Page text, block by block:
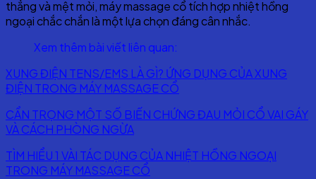
thẳng và mệt mỏi, máy massage cổ tích hợp nhiệt hồng
ngoại chắc chắn là một lựa chọn đáng cân nhắc.
Xem thêm bài viết liên quan:
XUNG ĐIỆN TENS/EMS LÀ GÌ? ỨNG DỤNG CỦA XUNG
ĐIỆN TRONG MÁY MASSAGE CỔ
CẨN TRỌNG MỘT SỐ BIẾN CHỨNG ĐAU MỎI CỔ VAI GÁY
VÀ CÁCH PHÒNG NGỪA
TÌM HIỂU 1 VÀI TÁC DỤNG CỦA NHIỆT HỒNG NGOẠI
TRONG MÁY MASSAGE CỔ